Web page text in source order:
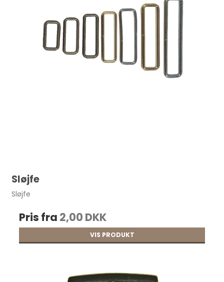
Sløjfe
Sløjfe
Pris fra 2,00 DKK
VIS PRODUKT